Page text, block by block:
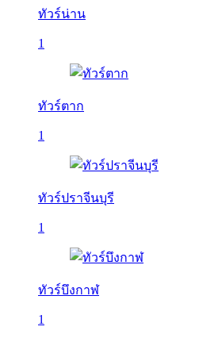
ทัวร์น่าน
1
ทัวร์ตาก
1
ทัวร์ปราจีนบุรี
1
ทัวร์บึงกาฬ
1